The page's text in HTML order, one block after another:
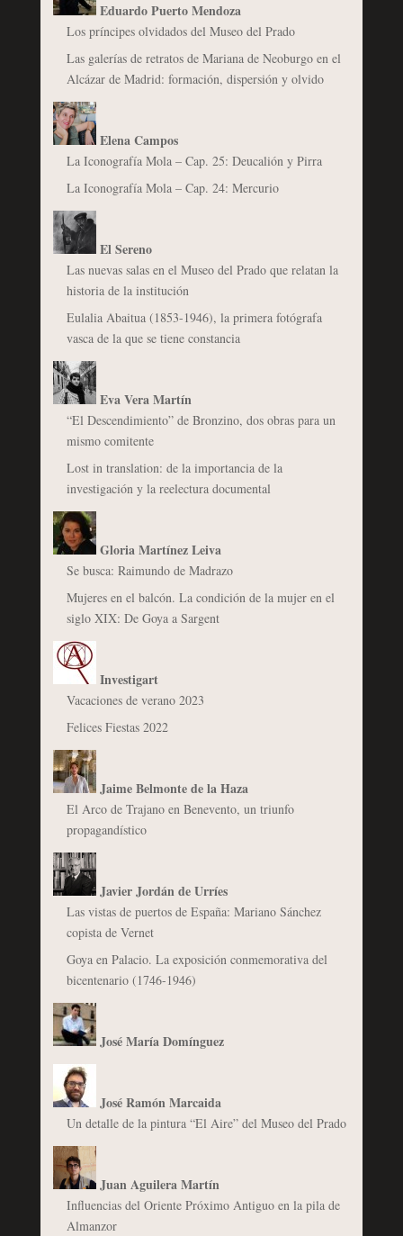
Eduardo Puerto Mendoza
Los príncipes olvidados del Museo del Prado
Las galerías de retratos de Mariana de Neoburgo en el
Alcázar de Madrid: formación, dispersión y olvido
Elena Campos
La Iconografía Mola – Cap. 25: Deucalión y Pirra
La Iconografía Mola – Cap. 24: Mercurio
El Sereno
Las nuevas salas en el Museo del Prado que relatan la
historia de la institución
Eulalia Abaitua (1853-1946), la primera fotógrafa
vasca de la que se tiene constancia
Eva Vera Martín
“El Descendimiento” de Bronzino, dos obras para un
mismo comitente
Lost in translation: de la importancia de la
investigación y la reelectura documental
Gloria Martínez Leiva
Se busca: Raimundo de Madrazo
Mujeres en el balcón. La condición de la mujer en el
siglo XIX: De Goya a Sargent
Investigart
Vacaciones de verano 2023
Felices Fiestas 2022
Jaime Belmonte de la Haza
El Arco de Trajano en Benevento, un triunfo
propagandístico
Javier Jordán de Urríes
Las vistas de puertos de España: Mariano Sánchez
copista de Vernet
Goya en Palacio. La exposición conmemorativa del
bicentenario (1746-1946)
José María Domínguez
José Ramón Marcaida
Un detalle de la pintura “El Aire” del Museo del Prado
Juan Aguilera Martín
Influencias del Oriente Próximo Antiguo en la pila de
Almanzor